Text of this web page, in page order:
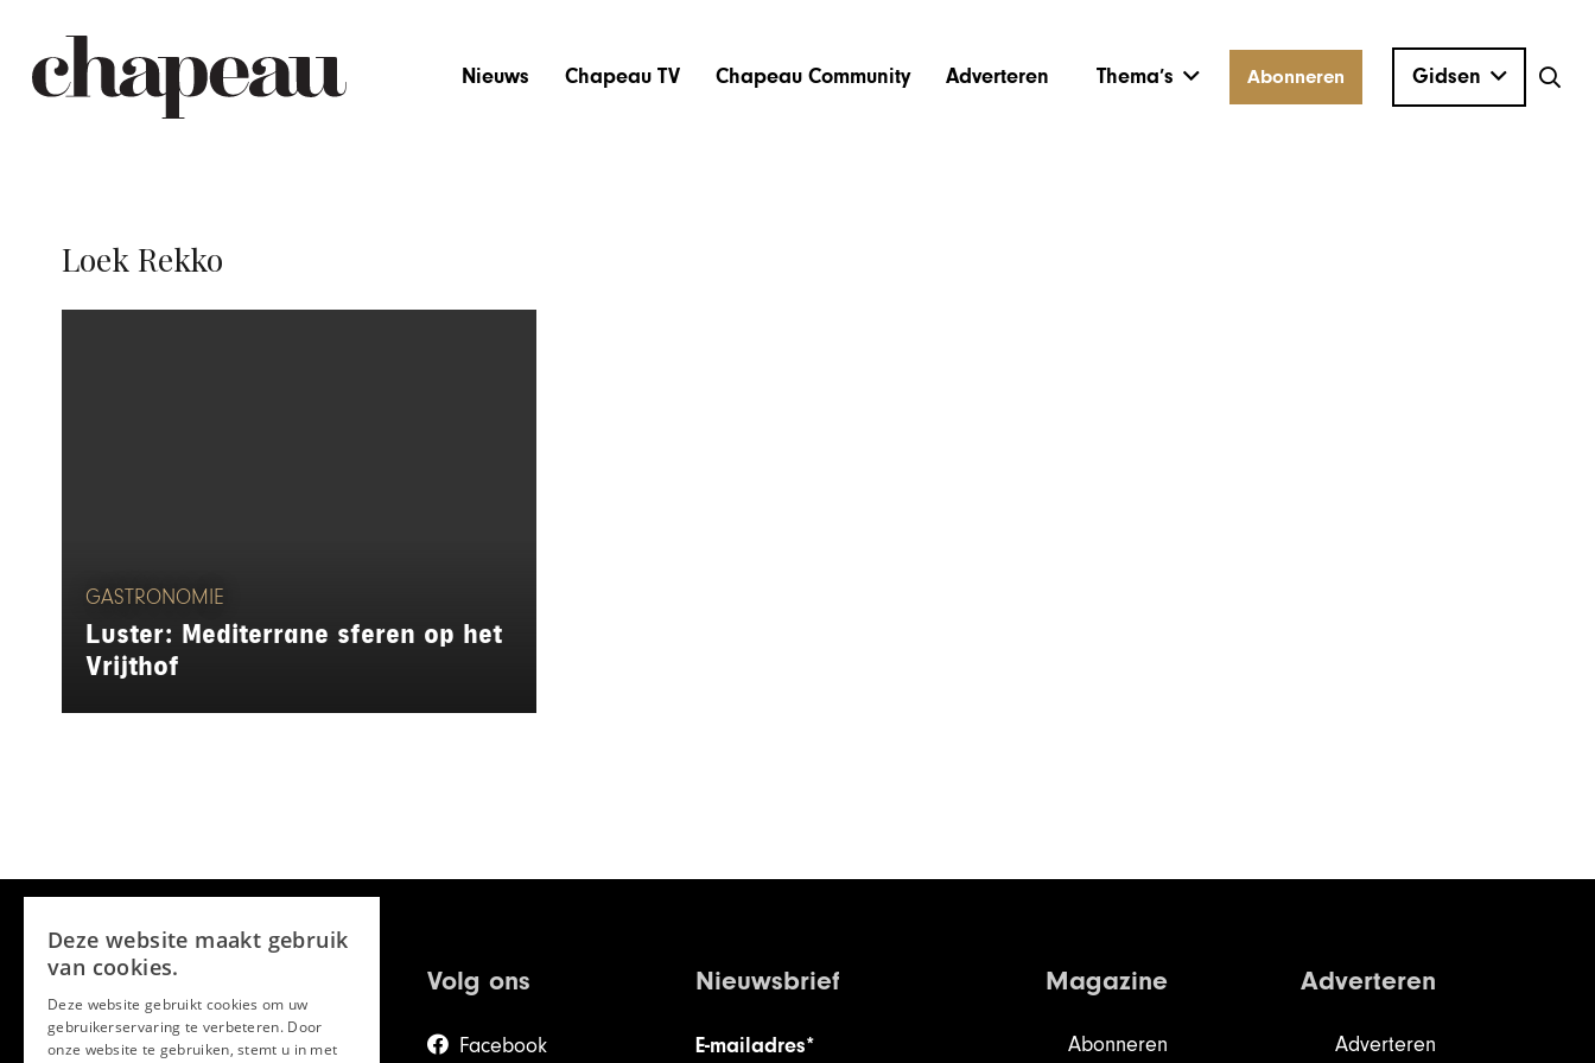
Nieuws Chapeau TV Chapeau Community Adverteren Thema’s Abonneren Gidsen
Loek Rekko
GASTRONOMIE
Luster: Mediterrane sferen op het
Vrijthof
Volg ons
Facebook
Nieuwsbrief
E-mailadres*
Magazine
Abonneren
Adverteren
Adverteren
Deze website maakt gebruik
van cookies.
Deze website gebruikt cookies om uw
gebruikerservaring te verbeteren. Door
onze website te gebruiken, stemt u in met